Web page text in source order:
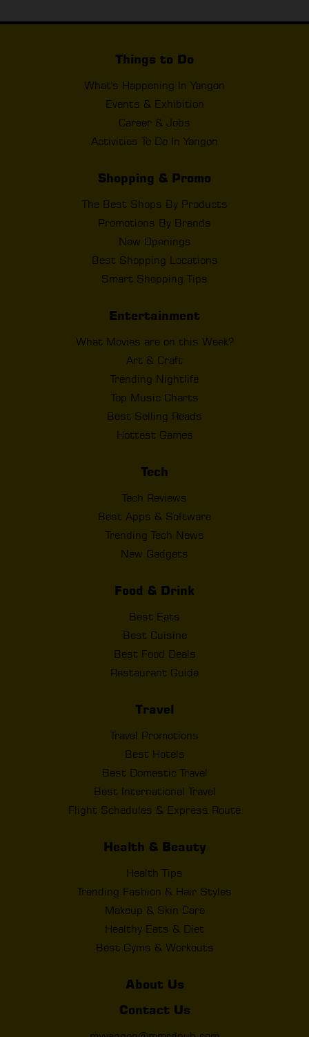
Things to Do
What's Happening In Yangon
Events & Exhibition
Career & Jobs
Activities To Do In Yangon
Shopping & Promo
The Best Shops By Products
Promotions By Brands
New Openings
Best Shopping Locations
Smart Shopping Tips
Entertainment
What Movies are on this Week?
Art & Craft
Trending Nightlife
Top Music Charts
Best Selling Reads
Hottest Games
Tech
Tech Reviews
Best Apps & Software
Trending Tech News
New Gadgets
Food & Drink
Best Eats
Best Cuisine
Best Food Deals
Restaurant Guide
Travel
Travel Promotions
Best Hotels
Best Domestic Travel
Best International Travel
Flight Schedules & Express Route
Health & Beauty
Health Tips
Trending Fashion & Hair Styles
Makeup & Skin Care
Healthy Eats & Diet
Best Gyms & Workouts
About Us
Contact Us